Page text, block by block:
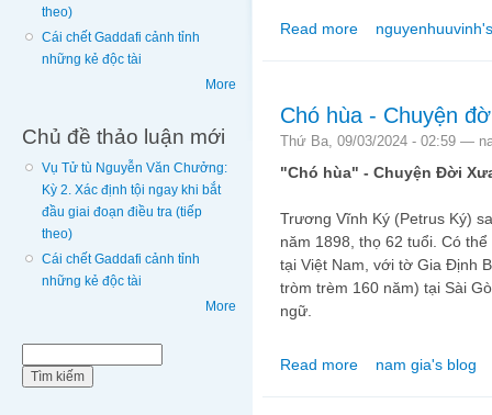
theo)
Cái chết Gaddafi cảnh tỉnh
những kẻ độc tài
More
Chủ đề thảo luận mới
Vụ Tử tù Nguyễn Văn Chưởng:
Kỳ 2. Xác định tội ngay khi bắt
đầu giai đoạn điều tra (tiếp
theo)
Cái chết Gaddafi cảnh tỉnh
những kẻ độc tài
More
Read more about KHI SỰ
Chó hùa - Chuyện
Thứ Ba, 09/03/2024 - 02:59 —
"Chó hùa" - Chuyện Đời
Trương Vĩnh Ký (Petrus Ký)
năm 1898, thọ 62 tuổi. Có
tại Việt Nam, với tờ Gia Định
tròm trèm 160 năm) tại Sài
ngữ.
Read more about Chó hùa -
nam gia's blog